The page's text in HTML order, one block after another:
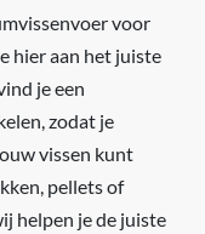
voor
hier aan het juiste
je een
zodat je
vissen kunt
pellets of
helpen je de juiste